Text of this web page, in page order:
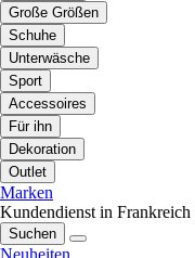
Große Größen
Schuhe
Unterwäsche
Sport
Accessoires
Für ihn
Dekoration
Outlet
Marken
Kundendienst in Frankreich
Suchen